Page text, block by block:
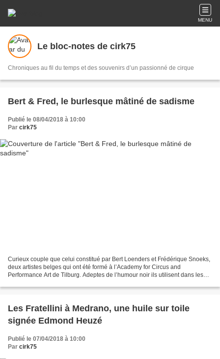
MENU
Le bloc-notes de cirk75
Chroniques au fil du temps et des souvenirs d’un passionné de cirque
Bert & Fred, le burlesque mâtiné de sadisme
Publié le 08/04/2018 à 10:00
Par cirk75
Curieux couple que celui constitué par Bert Loenders et Frédérique Snoeks,
deux artistes belges qui ont été formé à l’Academy for Circus and
Performance Art de Tilburg. Adeptes de l’humour noir ils utilisent dans les
Les Fratellini à Medrano, une huile sur toile
signée Edmond Heuzé
Publié le 07/04/2018 à 10:00
Par cirk75